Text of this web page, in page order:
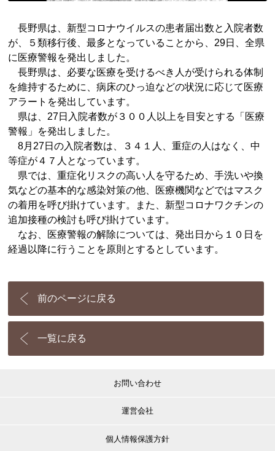
長野県は、新型コロナウイルスの患者届出数と入院者数
が、５類移行後、最多となっていることから、29日、全県
に医療警報を発出しました。
長野県は、必要な医療を受けるべき人が受けられる体制
を維持するために、病床のひっ迫などの状況に応じて医療
アラートを発出しています。
県は、27日入院者数が３００人以上を目安とする「医療
警報」を発出しました。
8月27日の入院者数は、３４１人、重症の人はなく、中
等症が４７人となっています。
県では、重症化リスクの高い人を守るため、手洗いや換
気などの基本的な感染対策の他、医療機関などではマスク
の着用を呼び掛けています。また、新型コロナワクチンの
追加接種の検討も呼び掛けています。
なお、医療警報の解除については、発出日から１０日を
経過以降に行うことを原則とするとしています。
前のページに戻る
一覧に戻る
お問い合わせ
運営会社
個人情報保護方針